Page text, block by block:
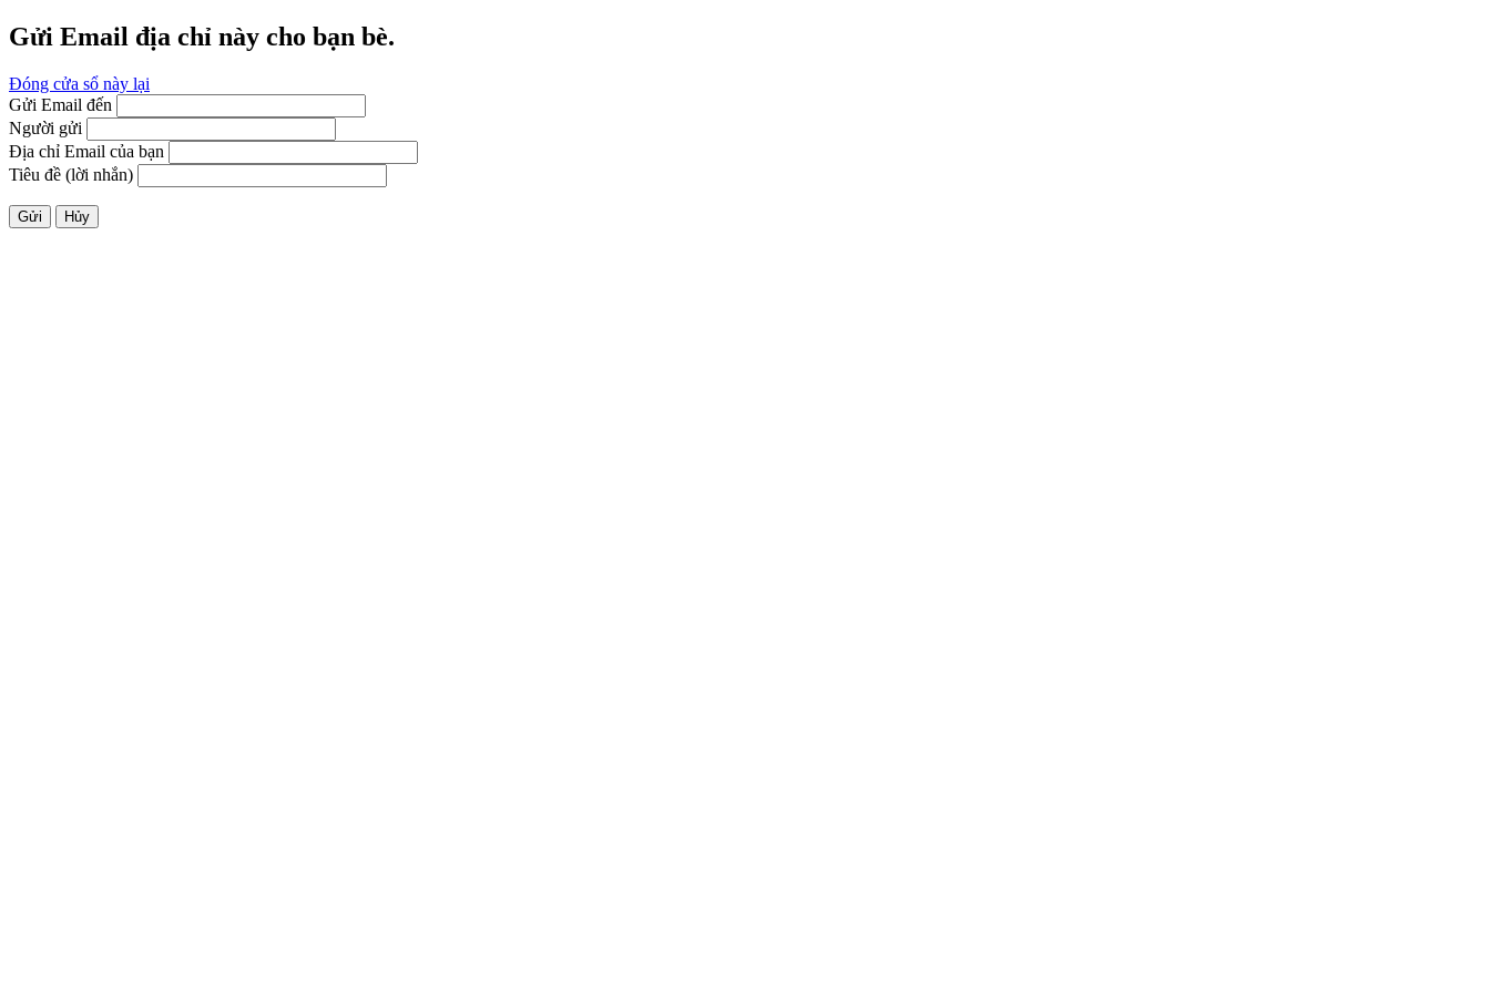
Gửi Email địa chỉ này cho bạn bè.
Đóng cửa sổ này lại
Gửi Email đến
Người gửi
Địa chỉ Email của bạn
Tiêu đề (lời nhắn)
Gửi Hủy